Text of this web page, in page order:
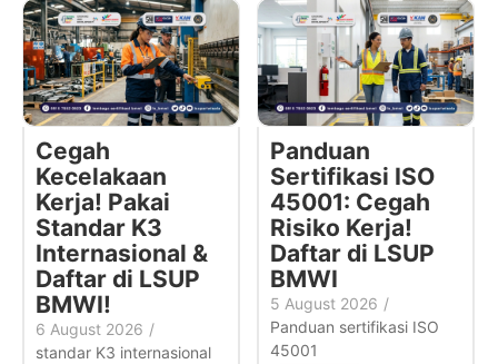
Cegah
Kecelakaan
Kerja! Pakai
Standar K3
Internasional &
Daftar di LSUP
BMWI!
6 August 2026 /
standar K3 internasional
Panduan
Sertifikasi ISO
45001: Cegah
Risiko Kerja!
Daftar di LSUP
BMWI
5 August 2026 /
Panduan sertifikasi ISO
45001